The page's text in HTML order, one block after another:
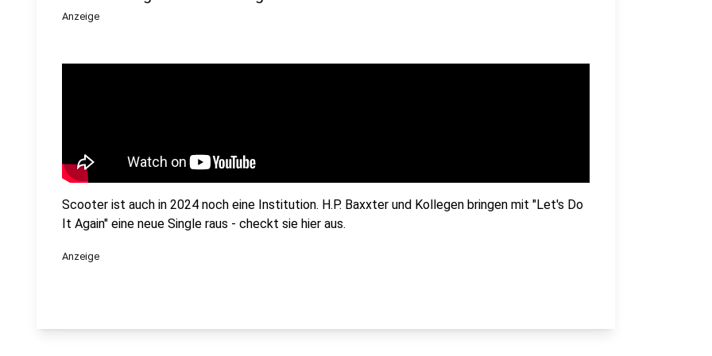
Anzeige
Scooter ist auch in 2024 noch eine Institution. H.P. Baxxter und Kollegen bringen mit "Let's Do
It Again" eine neue Single raus - checkt sie hier aus.
Anzeige